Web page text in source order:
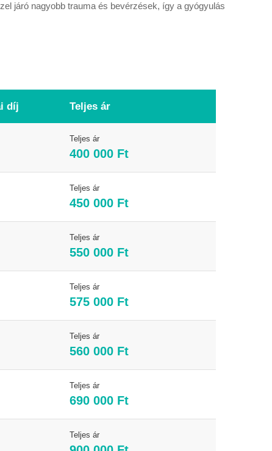
járó nagyobb trauma és bevérzések, így a gyógyulás
díj Teljes ár
Teljes ár
400 000 Ft
Teljes ár
450 000 Ft
Teljes ár
550 000 Ft
Teljes ár
575 000 Ft
Teljes ár
560 000 Ft
Teljes ár
690 000 Ft
Teljes ár